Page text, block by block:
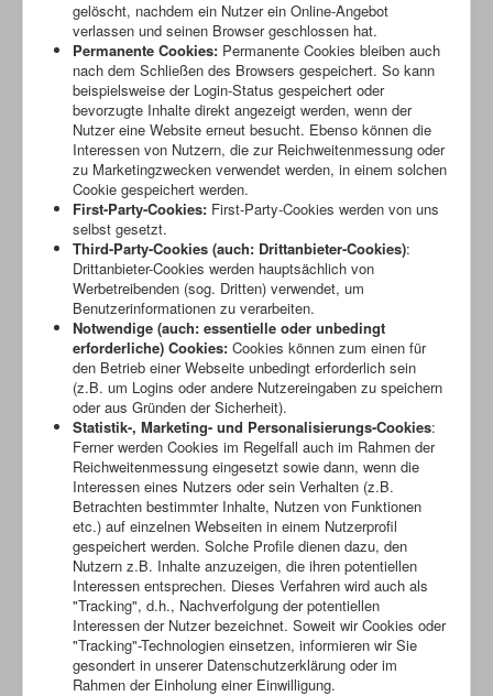
gelöscht, nachdem ein Nutzer ein Online-Angebot
verlassen und seinen Browser geschlossen hat.
Permanente Cookies: Permanente Cookies bleiben auch
nach dem Schließen des Browsers gespeichert. So kann
beispielsweise der Login-Status gespeichert oder
bevorzugte Inhalte direkt angezeigt werden, wenn der
Nutzer eine Website erneut besucht. Ebenso können die
Interessen von Nutzern, die zur Reichweitenmessung oder
zu Marketingzwecken verwendet werden, in einem solchen
Cookie gespeichert werden.
First-Party-Cookies: First-Party-Cookies werden von uns
selbst gesetzt.
Third-Party-Cookies (auch: Drittanbieter-Cookies):
Drittanbieter-Cookies werden hauptsächlich von
Werbetreibenden (sog. Dritten) verwendet, um
Benutzerinformationen zu verarbeiten.
Notwendige (auch: essentielle oder unbedingt
erforderliche) Cookies: Cookies können zum einen für
den Betrieb einer Webseite unbedingt erforderlich sein
(z.B. um Logins oder andere Nutzereingaben zu speichern
oder aus Gründen der Sicherheit).
Statistik-, Marketing- und Personalisierungs-Cookies:
Ferner werden Cookies im Regelfall auch im Rahmen der
Reichweitenmessung eingesetzt sowie dann, wenn die
Interessen eines Nutzers oder sein Verhalten (z.B.
Betrachten bestimmter Inhalte, Nutzen von Funktionen
etc.) auf einzelnen Webseiten in einem Nutzerprofil
gespeichert werden. Solche Profile dienen dazu, den
Nutzern z.B. Inhalte anzuzeigen, die ihren potentiellen
Interessen entsprechen. Dieses Verfahren wird auch als
"Tracking", d.h., Nachverfolgung der potentiellen
Interessen der Nutzer bezeichnet. Soweit wir Cookies oder
"Tracking"-Technologien einsetzen, informieren wir Sie
gesondert in unserer Datenschutzerklärung oder im
Rahmen der Einholung einer Einwilligung.